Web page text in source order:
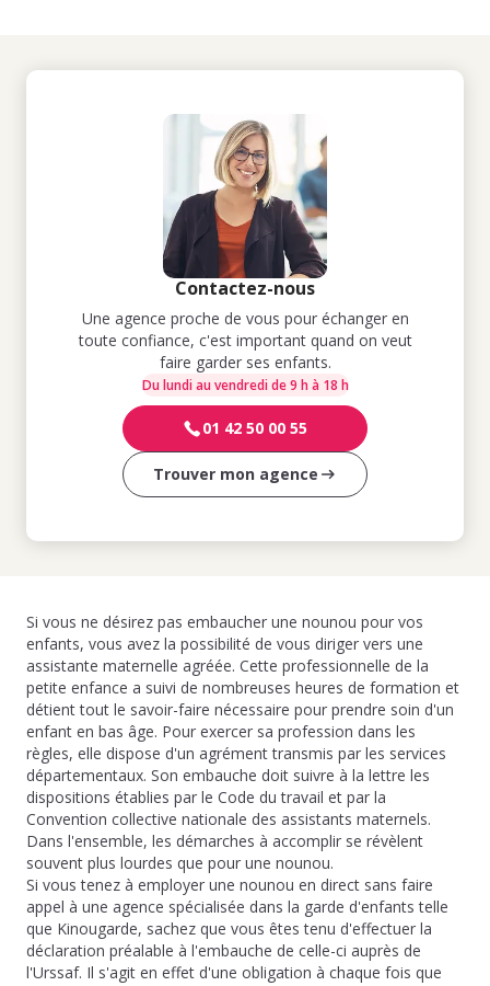
Contactez-nous
Une agence proche de vous pour échanger en
toute confiance, c'est important quand on veut
faire garder ses enfants.
Du lundi au vendredi de 9 h à 18 h
01 42 50 00 55
Trouver mon agence
Si vous ne désirez pas embaucher une nounou pour vos
enfants, vous avez la possibilité de vous diriger vers une
assistante maternelle agréée. Cette professionnelle de la
petite enfance a suivi de nombreuses heures de formation et
détient tout le savoir-faire nécessaire pour prendre soin d'un
enfant en bas âge. Pour exercer sa profession dans les
règles, elle dispose d'un agrément transmis par les services
départementaux. Son embauche doit suivre à la lettre les
dispositions établies par le Code du travail et par la
Convention collective nationale des assistants maternels.
Dans l'ensemble, les démarches à accomplir se révèlent
souvent plus lourdes que pour une nounou.
Si vous tenez à employer une nounou en direct sans faire
appel à une agence spécialisée dans la garde d'enfants telle
que Kinougarde, sachez que vous êtes tenu d'effectuer la
déclaration préalable à l'embauche de celle-ci auprès de
l'Urssaf. Il s'agit en effet d'une obligation à chaque fois que